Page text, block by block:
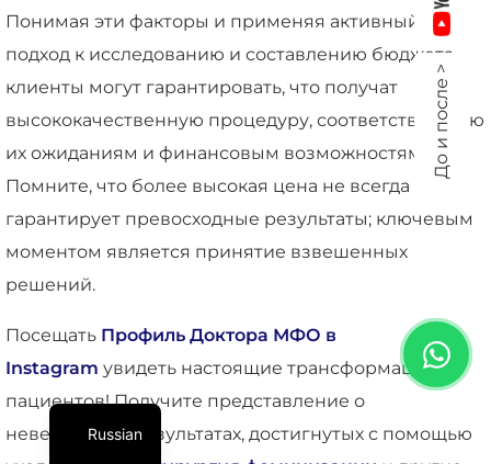
Понимая эти факторы и применяя активный
подход к исследованию и составлению бюджета,
клиенты могут гарантировать, что получат
высококачественную процедуру, соответствующую
их ожиданиям и финансовым возможностям.
Помните, что более высокая цена не всегда
гарантирует превосходные результаты; ключевым
моментом является принятие взвешенных
решений.
Посещать Профиль Доктора МФО в
Instagram увидеть настоящие трансформации
пациентов! Получите представление о
невероятных результатах, достигнутых с помощью
До и после >
Russian